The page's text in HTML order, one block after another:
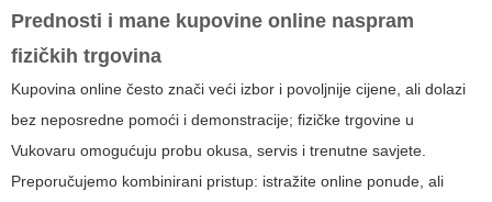
Prednosti i mane kupovine online naspram
fizičkih trgovina
Kupovina online često znači veći izbor i povoljnije cijene, ali dolazi
bez neposredne pomoći i demonstracije; fizičke trgovine u
Vukovaru omogućuju probu okusa, servis i trenutne savjete.
Preporučujemo kombinirani pristup: istražite online ponude, ali